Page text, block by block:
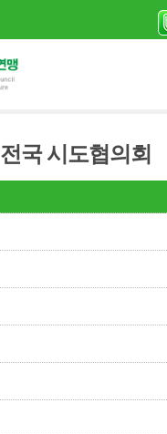
전국 시도협의회